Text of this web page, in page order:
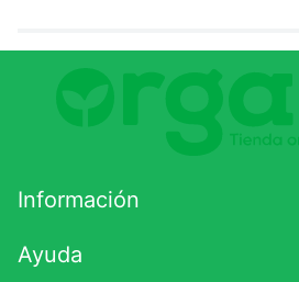
Comentario
Califique el producto de 1 a
★★★
Información
Ayuda